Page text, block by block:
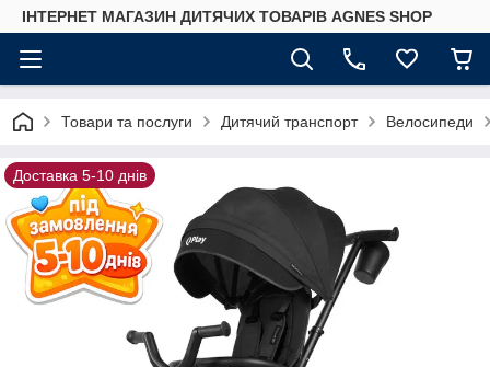
ІНТЕРНЕТ МАГАЗИН ДИТЯЧИХ ТОВАРІВ AGNES SHOP
Товари та послуги Дитячий транспорт Велосипеди
Доставка 5-10 днів